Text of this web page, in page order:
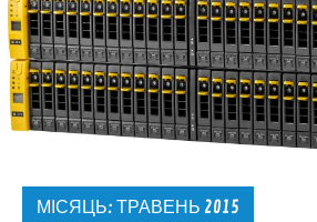
МІСЯЦЬ: ТРАВЕНЬ 2015